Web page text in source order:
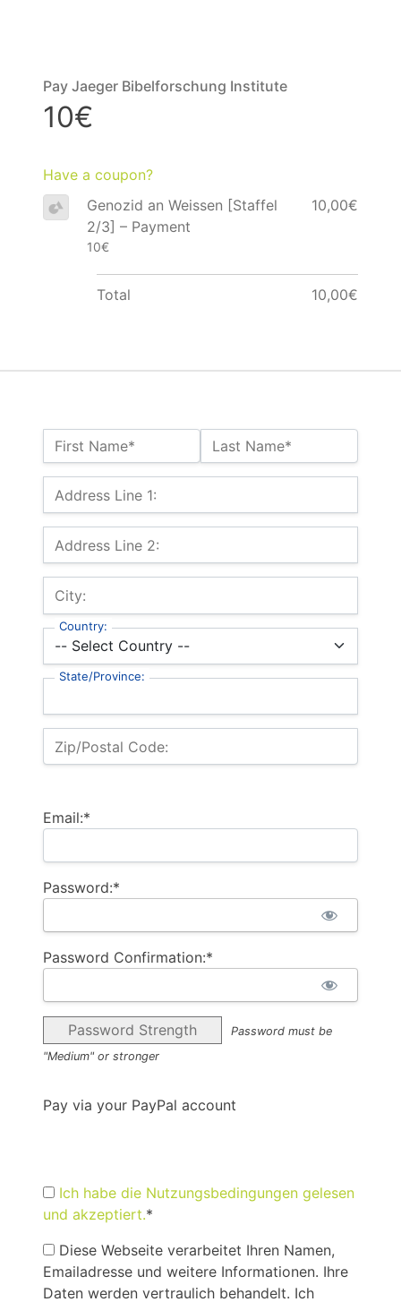
Name:*
First Name* Last Name*
Billing Address
Address Line 1:
Address Line 2:
City:
Country:
State/Province:
Zip/Postal Code:
Email:*
Password:*
Password Confirmation:*
Password Strength
Password must be
"Medium" or stronger
Pay via your PayPal account
Ich habe die Nutzungsbedingungen gelesen
und akzeptiert.*
Diese Webseite verarbeitet Ihren Namen,
Emailadresse und weitere Informationen. Ihre
Daten werden vertraulich behandelt. Ich
Pay Jaeger Bibelforschung Institute
10€
Have a coupon?
Genozid an Weissen [Staffel
2/3] – Payment
10€
10,00€
Total 10,00€